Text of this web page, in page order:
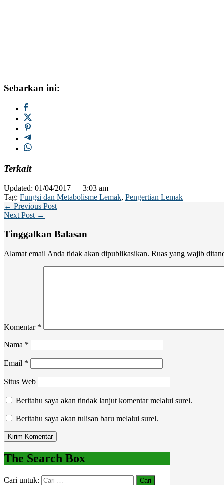
Sebarkan ini:
Terkait
Updated: 01/04/2017 — 3:03 am
Tag: Fungsi dan Metabolisme Lemak, Pengertian Lemak
← Previous Post
Next Post →
Tinggalkan Balasan
Alamat email Anda tidak akan dipublikasikan. Ruas yang wajib
Komentar *
Nama *
Email *
Situs Web
Beritahu saya akan tindak lanjut komentar melalui surel.
Beritahu saya akan tulisan baru melalui surel.
The Search Box
Cari untuk: